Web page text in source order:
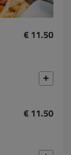
€ 11.50
€ 11.50